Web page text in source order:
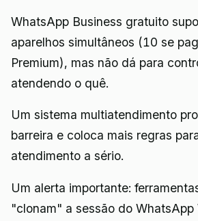
WhatsApp Business gratuito
aparelhos simultâneos (10 se
Premium), mas não dá para
atendendo o quê.
Um sistema multiatendimento
barreira e coloca mais regras
atendimento a sério.
Um alerta importante:
"clonam" a sessão do WhatsApp